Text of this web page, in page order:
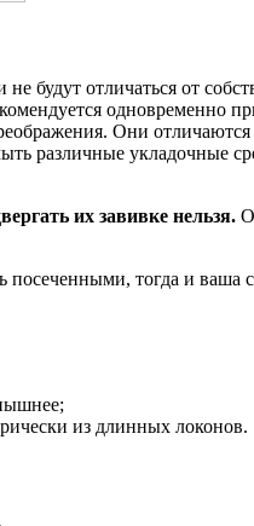
будут отличаться от
одновременно
Они
различные укладочные
их завивке нельзя.
тогда и ваша
из длинных локонов.